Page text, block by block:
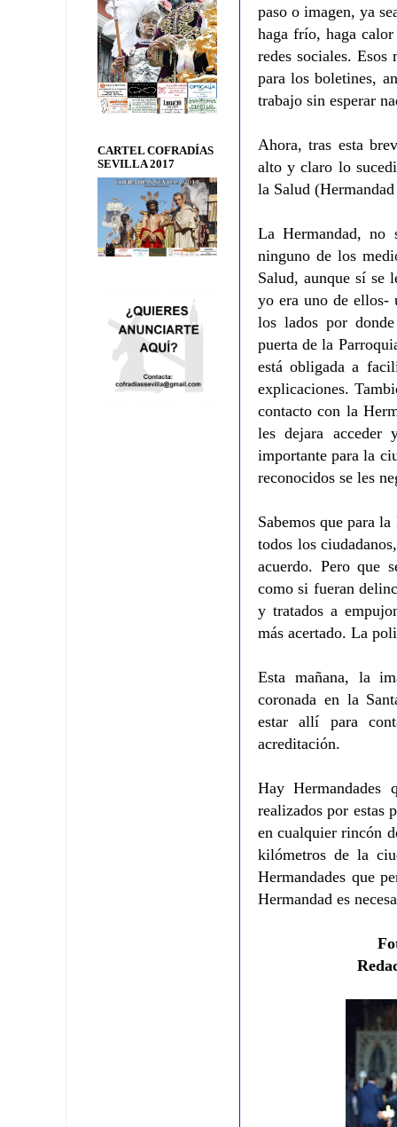
paso o imagen, ya
haga frío, haga
redes sociales.
para los boletines,
trabajo sin esperar
Ahora, tras esta
alto y claro lo
la Salud
La Hermandad, no
ninguno de los
Salud, aunque sí se
yo era uno de ellos-
los lados por
puerta de la
está obligada a
explicaciones.
contacto con la
les dejara acceder
importante para la
reconocidos se les
Sabemos que para
todos los
acuerdo. Pero que
como si fueran
y tratados a
más acertado. La
Esta mañana, la
coronada en la
estar allí para
acreditación.
Hay
realizados por estas
en cualquier rincón
kilómetros de la
Hermandades que
Hermandad es
CARTEL COFRADÍAS
SEVILLA 2017